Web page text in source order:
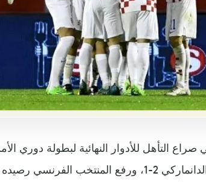
التأهل للأدوار النهائية لبطولة دوري